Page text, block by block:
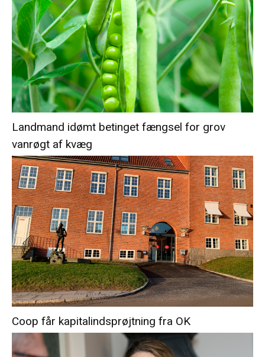
Landmand idømt betinget fængsel for grov
vanrøgt af kvæg
Coop får kapitalindsprøjtning fra OK